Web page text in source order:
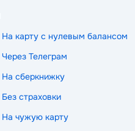
На карту с нулевым балансом
Через Телеграм
На сберкнижку
Без страховки
На чужую карту